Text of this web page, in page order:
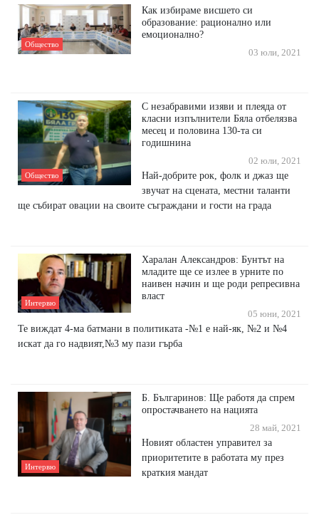
Общество
Как избираме висшето си
образование: рационално или
емоционално?
03 юли, 2021
Общество
С незабравими изяви и плеяда от
класни изпълнители Бяла отбелязва
месец и половина 130-та си
годишнина
02 юли, 2021
Най-добрите рок, фолк и джаз ще
звучат на сцената, местни таланти
ще събират овации на своите съграждани и гости на града
Интервю
Харалан Александров: Бунтът на
младите ще се излее в урните по
наивен начин и ще роди репресивна
власт
05 юни, 2021
Те виждат 4-ма батмани в политиката -№1 е най-як, №2 и №4
искат да го надвият,№3 му пази гърба
Интервю
Б. Българинов: Ще работя да спрем
опростачването на нацията
28 май, 2021
Новият областен управител за
приоритетите в работата му през
краткия мандат